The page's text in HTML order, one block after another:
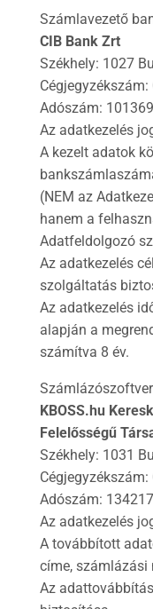
Számlavezető
CIB Bank Zrt
Székhely: 1027
Adószám:
Az adatkezelés
A kezelt adatok
(NEM az
hanem a
Adatfeldolgozó
Az adatkezelés
szolgáltatás
Az adatkezelés
alapján a
számítva 8 év.
KBOSS.hu
Felelősségű
Székhely: 1031
Cégjegyzékszám:
Adószám:
Az adatkezelés
A továbbított
címe, számlázási
Az